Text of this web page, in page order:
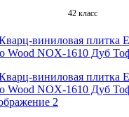
42 класс